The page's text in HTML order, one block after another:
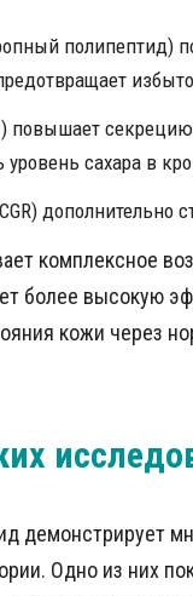
полипептид)
повышает
сахара в
дополнительно
комплексное
более высокую
кожи через
демонстрирует
Одно из них